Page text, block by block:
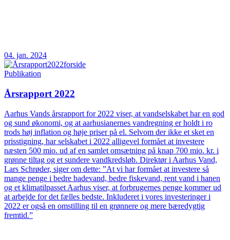
04. jan. 2024
Publikation
Årsrapport 2022
Aarhus Vands årsrapport for 2022 viser, at vandselskabet har en god
og sund økonomi, og at aarhusianernes vandregning er holdt i ro
trods høj inflation og høje priser på el. Selvom der ikke et sket en
prisstigning, har selskabet i 2022 alligevel formået at investere
næsten 500 mio. ud af en samlet omsætning på knap 700 mio. kr. i
grønne tiltag og et sundere vandkredsløb. Direktør i Aarhus Vand,
Lars Schrøder, siger om dette: ”At vi har formået at investere så
mange penge i bedre badevand, bedre fiskevand, rent vand i hanen
og et klimatilpasset Aarhus viser, at forbrugernes penge kommer ud
at arbejde for det fælles bedste. Inkluderet i vores investeringer i
2022 er også en omstilling til en grønnere og mere bæredygtig
fremtid.”